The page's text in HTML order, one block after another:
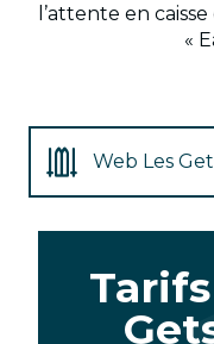
l’attente en
«
Web Les
Caisse Les
Bons plans
Web